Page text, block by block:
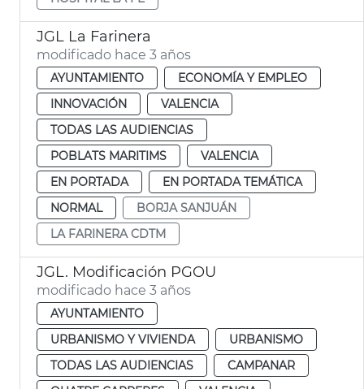
JGL La Farinera
modificado hace 3 años
AYUNTAMIENTO
ECONOMÍA Y EMPLEO
INNOVACIÓN
VALENCIA
TODAS LAS AUDIENCIAS
POBLATS MARITIMS
VALENCIA
EN PORTADA
EN PORTADA TEMÁTICA
NORMAL
BORJA SANJUÁN
LA FARINERA CDTM
JGL. Modificación PGOU
modificado hace 3 años
AYUNTAMIENTO
URBANISMO Y VIVIENDA
URBANISMO
TODAS LAS AUDIENCIAS
CAMPANAR